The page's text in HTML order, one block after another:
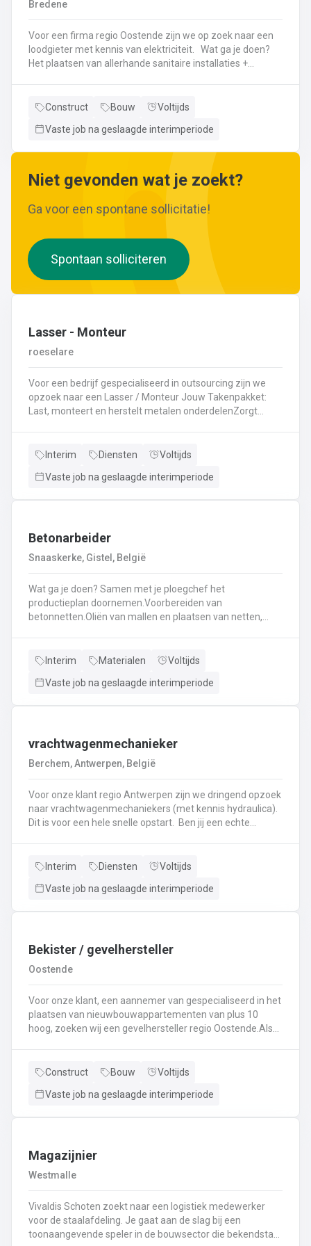
wijzigingen aan leidingen aanbrengen.Werken met
Bredene
Voor een firma regio Oostende zijn we op zoek naar een
loodgieter met kennis van elektriciteit. Wat ga je doen?
Het plaatsen van allerhande sanitaire installaties +
sanitaire toestellenBij Klanten herstellingen gaan
Neem gerust de vacature even door! Indien je nog vragen
Construct Bouw
Voltijds
Vaste job na geslaagde interimperiode
Niet gevonden wat je zoekt?
Ga voor een spontane sollicitatie!
Spontaan solliciteren
Lasser - Monteur
roeselare
Voor een bedrijf gespecialiseerd in outsourcing zijn we
opzoek naar een Lasser / Monteur Jouw Takenpakket:
Last, monteert en herstelt metalen onderdelenZorgt
gemakBepaalt en past de juiste lastechniek toe
kwaliteitsgericht volgens veiligheidsvoorschriftenDraagt
Interim Diensten
Voltijds
Vaste job na geslaagde interimperiode
Betonarbeider
Snaaskerke, Gistel, België
Wat ga je doen? Samen met je ploegchef het
productieplan doornemen.Voorbereiden van
betonnetten.Oliën van mallen en plaatsen van netten,
eindafwerking.Frezen, boren, en zagen in de
klaar zijn voor gebruik.Opruimen van de werkplaats en
Interim Materialen
Voltijds
Vaste job na geslaagde interimperiode
vrachtwagenmechanieker
Berchem, Antwerpen, België
Voor onze klant regio Antwerpen zijn we dringend opzoek
naar vrachtwagenmechaniekers (met kennis hydraulica).
Dit is voor een hele snelle opstart. Ben jij een echte
Dan ben jij de persoon die wij zoeken!
Interim Diensten
Voltijds
Vaste job na geslaagde interimperiode
Bekister / gevelhersteller
Oostende
Voor onze klant, een aannemer van gespecialiseerd in het
plaatsen van nieuwbouwappartementen van plus 10
hoog, zoeken wij een gevelhersteller regio Oostende.Als
collegas. Je zal voornamelijk ingezet worden voor:
gevel;Opnieuw voegen van bakstenen;Renovatie van
wapening en voorzien van een beschermlaag;Herstellen
2de natuur en heeft weinig geheimen voor jou. Je weet de
aanpakken. Dan is dit zeker de job voor jou!
Construct Bouw
Voltijds
Vaste job na geslaagde interimperiode
Magazijnier
Westmalle
Vivaldis Schoten zoekt naar een logistiek medewerker
voor de staalafdeling. Je gaat aan de slag bij een
toonaangevende speler in de bouwsector die bekendstaat